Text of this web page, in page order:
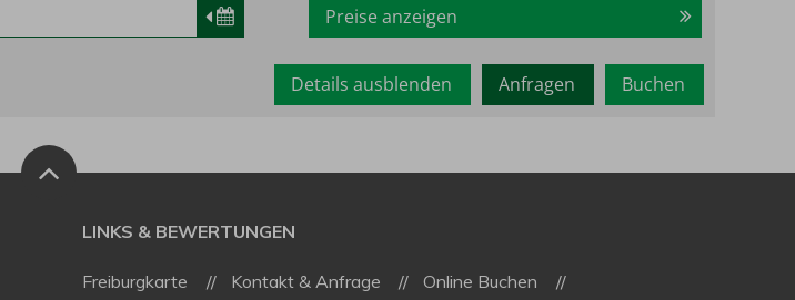
Preise anzeigen
Buchen
Anfragen
Details ausblenden
LINKS & BEWERTUNGEN
Freiburgkarte Kontakt & Anfrage
Online Buchen